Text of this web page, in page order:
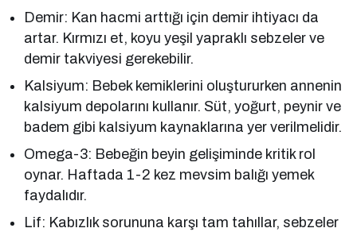
Demir: Kan hacmi arttığı için demir ihtiyacı da
artar. Kırmızı et, koyu yeşil yapraklı sebzeler ve
demir takviyesi gerekebilir.
Kalsiyum: Bebek kemiklerini oluştururken annenin
kalsiyum depolarını kullanır. Süt, yoğurt, peynir ve
badem gibi kalsiyum kaynaklarına yer verilmelidir.
Omega-3: Bebeğin beyin gelişiminde kritik rol
oynar. Haftada 1-2 kez mevsim balığı yemek
faydalıdır.
Lif: Kabızlık sorununa karşı tam tahıllar, sebzeler